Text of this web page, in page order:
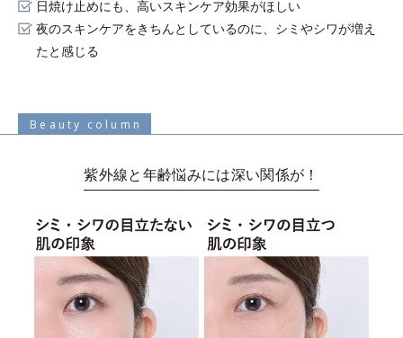
日焼け止めにも、高いスキンケア効果がほしい
夜のスキンケアをきちんとしているのに、シミやシワが増え
たと感じる
Beauty column
紫外線と年齢悩みには深い関係が！